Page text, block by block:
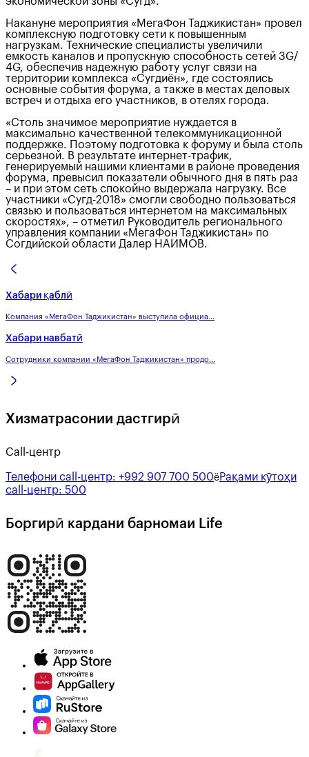
Накануне мероприятия «МегаФон Таджикистан» провел
комплексную подготовку сети к повышенным
нагрузкам. Технические специалисты увеличили
емкость каналов и пропускную способность сетей 3G/
4G, обеспечив надежную работу услуг связи на
территории комплекса «Сугдиён», где состоялись
основные события форума, а также в местах деловых
встреч и отдыха его участников, в отелях города.
«Столь значимое мероприятие нуждается в
максимально качественной телекоммуникационной
поддержке. Поэтому подготовка к форуму и была столь
серьезной. В результате интернет-трафик,
генерируемый нашими клиентами в районе проведения
форума, превысил показатели обычного дня в пять раз
– и при этом сеть спокойно выдержала нагрузку. Все
участники «Сугд-2018» смогли свободно пользоваться
связью и пользоваться интернетом на максимальных
скоростях», – отметил Руководитель регионального
управления компании «МегаФон Таджикистан» по
Согдийской области Далер НАИМОВ.
Хабари қаблӣ
Компания «МегаФон Таджикистан» выступила официа...
Хабари навбатӣ
Сотрудники компании «МегаФон Таджикистан» продо...
Хизматрасонии дастгирӣ
Call-центр
Телефони call-центр: +992 907 700 500ёРақами кӯтоҳи
call-центр: 500
Боргирӣ кардани барномаи Life